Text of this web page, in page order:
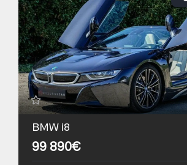
BMW i8
99 890€